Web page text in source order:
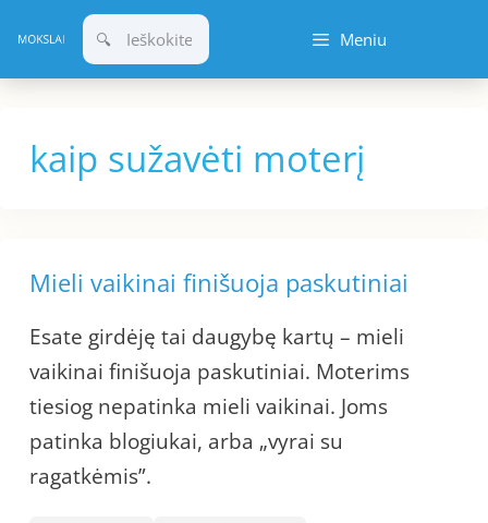
prie
turinio
Meniu
kaip sužavėti moterį
Mieli vaikinai finišuoja paskutiniai
Esate girdėję tai daugybę kartų – mieli
vaikinai finišuoja paskutiniai. Moterims
tiesiog nepatinka mieli vaikinai. Joms
patinka blogiukai, arba „vyrai su
ragatkėmis”.